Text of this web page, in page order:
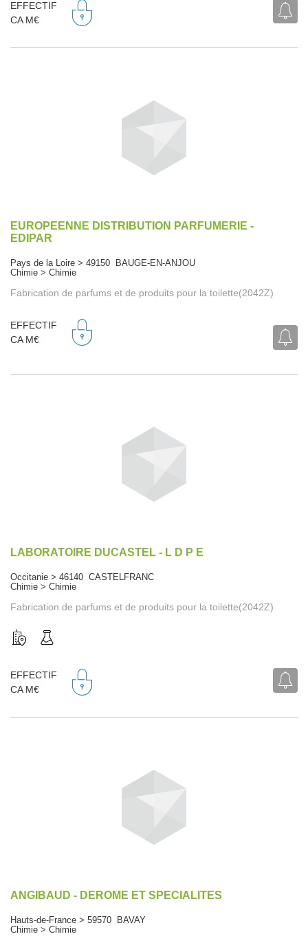
EFFECTIF
CA M€
EUROPEENNE DISTRIBUTION PARFUMERIE -
EDIPAR
Pays de la Loire > 49150 BAUGE-EN-ANJOU
Chimie > Chimie
Fabrication de parfums et de produits pour la toilette(2042Z)
EFFECTIF
CA M€
LABORATOIRE DUCASTEL - L D P E
Occitanie > 46140 CASTELFRANC
Chimie > Chimie
Fabrication de parfums et de produits pour la toilette(2042Z)
EFFECTIF
CA M€
ANGIBAUD - DEROME ET SPECIALITES
Hauts-de-France > 59570 BAVAY
Chimie > Chimie